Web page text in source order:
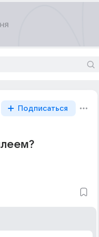
Подписаться